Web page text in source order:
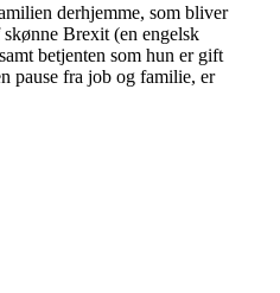
derhjemme, som bliver
Brexit (en engelsk
betjenten som hun er gift
pause fra job og familie, er